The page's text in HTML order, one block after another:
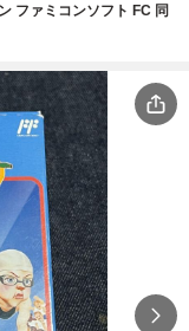
ファミコンソフト FC 同